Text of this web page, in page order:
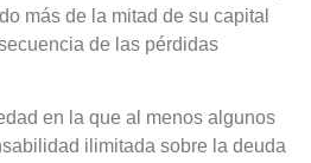
más de la mitad de su capital
de las pérdidas
en la que al menos algunos
ilimitada sobre la deuda